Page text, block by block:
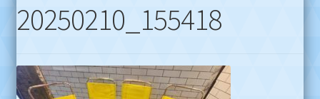
20250210_155418